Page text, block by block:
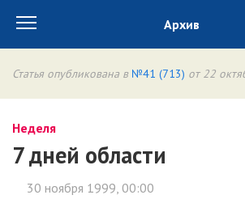
Архив
Статья опубликована в №41 (713) от 22
Неделя
7 дней области
30 ноября 1999, 00:00